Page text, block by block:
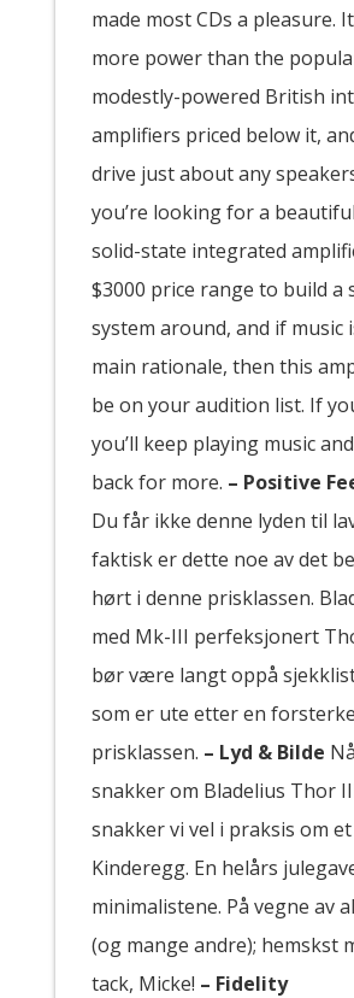
made most CDs a pleasure.
more power than the
modestly-powered British
amplifiers priced below it,
drive just about any
you’re looking for a
solid-state integrated
$3000 price range to build a
system around, and if music
main rationale, then this
be on your audition list. If
you’ll keep playing music
back for more. – Positive
Du får ikke denne lyden til
faktisk er dette noe av det
hørt i denne prisklassen.
med Mk-III perfeksjonert
bør være langt oppå
som er ute etter en
prisklassen. – Lyd & Bilde
snakker om Bladelius Thor
snakker vi vel i praksis om
Kinderegg. En helårs
minimalistene. På vegne av
(og mange andre); hemskst
tack, Micke! – Fidelity